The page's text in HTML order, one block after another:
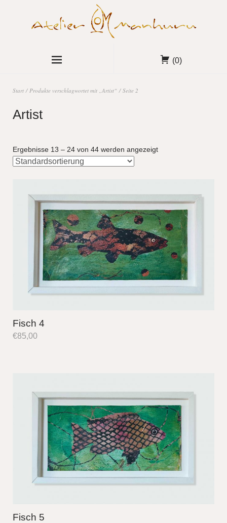
(0)
Start / Produkte verschlagwortet mit „Artist“ / Seite 2
Artist
Ergebnisse 13 – 24 von 44 werden angezeigt
Fisch 4
€85,00
Fisch 5